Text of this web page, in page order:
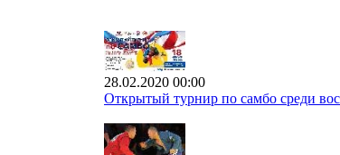
28.02.2020 00:00
Открытый турнир по самбо среди